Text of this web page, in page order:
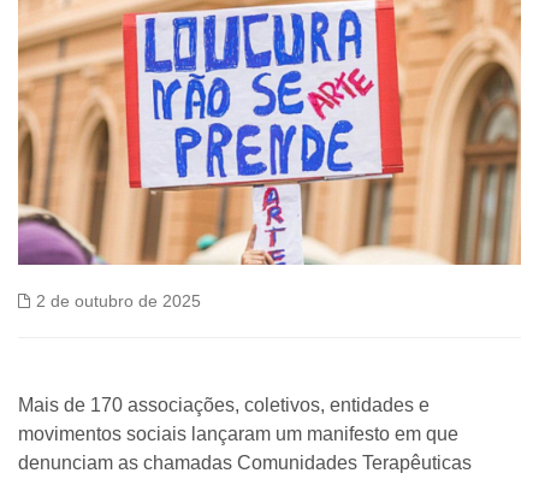
2 de outubro de 2025
Mais de 170 associações, coletivos, entidades e
movimentos sociais lançaram um manifesto em que
denunciam as chamadas Comunidades Terapêuticas